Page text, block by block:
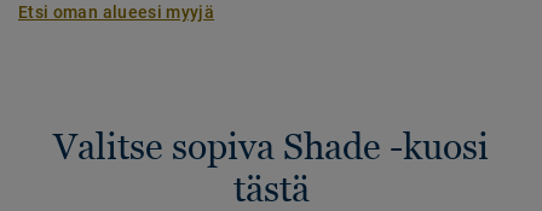
Etsi oman alueesi myyjä
Valitse sopiva Shade -kuosi
tästä